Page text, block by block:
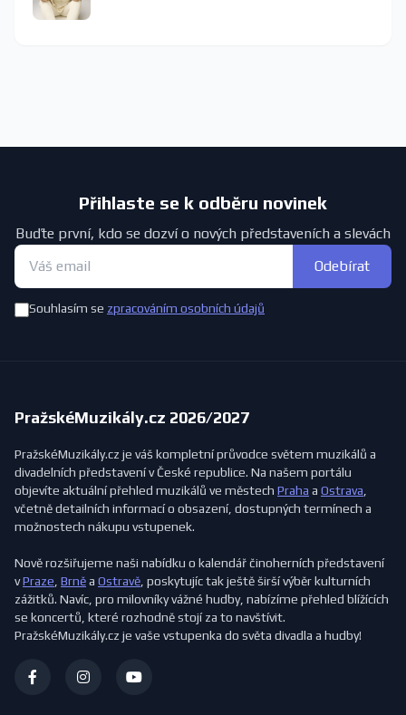
Přihlaste se k odběru novinek
Buďte první, kdo se dozví o nových představeních a slevách
Odebírat
Souhlasím se zpracováním osobních údajů
PražskéMuzikály.cz 2026/2027
PražskéMuzikály.cz je váš kompletní průvodce světem muzikálů a
divadelních představení v České republice. Na našem portálu
objevíte aktuální přehled muzikálů ve městech Praha a Ostrava
včetně detailních informací o obsazení, dostupných termínech a
možnostech nákupu vstupenek.
Nově rozšiřujeme naši nabídku o kalendář činoherních představení
vPraze Brněa Ostravě , poskytujíc tak ještě širší výběr kulturních
zážitků. Navíc, pro milovníky vážné hudby, nabízíme přehled blížících
se koncertů, které rozhodně stojí za to navštívit.
PražskéMuzikály.cz je vaše vstupenka do světa divadla a hudby!